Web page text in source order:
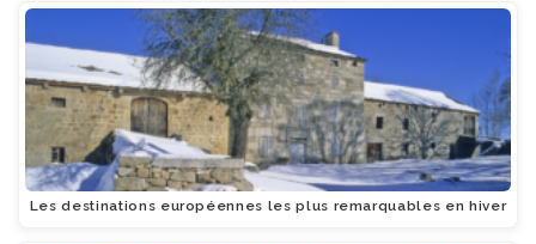
Les destinations européennes les plus remarquables en hiver